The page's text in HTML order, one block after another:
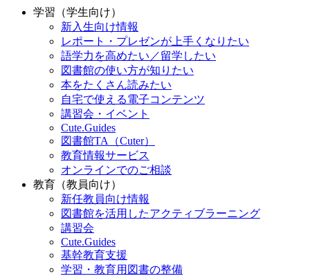
学習（学生向け）
新入生向け情報
レポート・プレゼンが上手くなりたい
語学力を高めたい／留学したい
図書館の使い方が知りたい
本をたくさん読みたい
自宅で使える電子コンテンツ
講習会・イベント
Cute.Guides
図書館TA（Cuter）
教育情報サービス
オンラインでのご相談
教育（教員向け）
新任教員向け情報
図書館を活用したアクティブラーニング
講習会
Cute.Guides
基幹教育支援
学習・教育用図書の整備